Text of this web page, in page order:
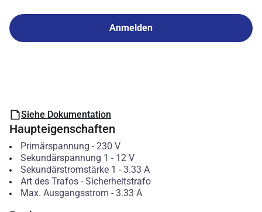
Anmelden
Siehe Dokumentation
Haupteigenschaften
Primärspannung - 230 V
Sekundärspannung 1 - 12 V
Sekundärstromstärke 1 - 3.33 A
Art des Trafos- Sicherheitstrafo
Max. Ausgangsstrom - 3.33 A